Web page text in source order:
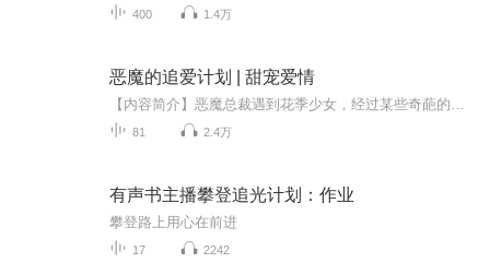
400 1.4万
恶魔的追爱计划 | 甜宠爱情
81 2.4万
有声书主播攀登追光计划：作业
攀登路上用心在前进
17 2242